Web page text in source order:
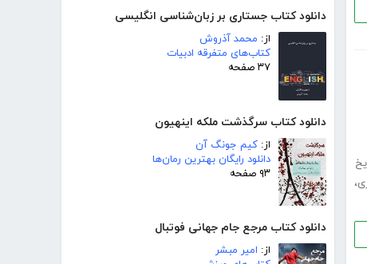
دانلود کتاب جستاری بر زبان‌شناسی انگلیسی
از: محمد آذروش
کتاب‌های متفرقه ادبیات
۳۷ صفحه
دانلود کتاب سرگذشت ملکه اینهیون
از: کیم جونگ آن
دانلود رایگان بهترین رمان‌ها
۹۳ صفحه
دانلود کتاب مرجع جام جهانی فوتبال
از: امیر مبشر
،